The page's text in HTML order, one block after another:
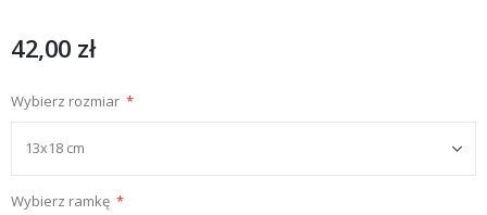
42,00 zł
Wybierz rozmiar
Wybierz ramkę